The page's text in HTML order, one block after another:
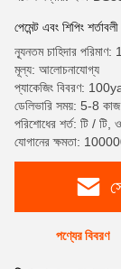
পেমেন্ট এবং শিপিং শর্তাবলী
ন্যূনতম চাহিদার পরিমাণ:
মূল্য: আলোচনাযোগ্য
প্যাকেজিং বিবরণ:
ডেলিভারি সময়: 5-8 কাজ
পরিশোধের শর্ত: টি / টি,
যোগানের ক্ষমতা:
পণ্যের বিবরণ